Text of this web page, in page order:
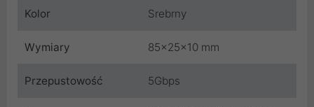
Kolor Srebrny
Wymiary 85x25x10 mm
Przepustowość 5Gbps